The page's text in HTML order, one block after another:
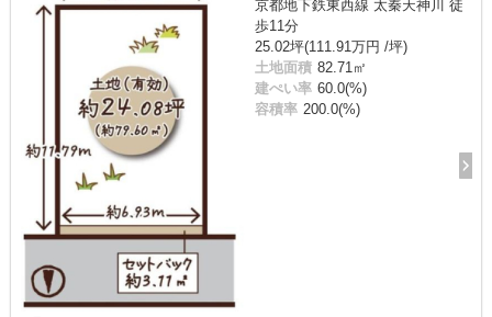
京都地下鉄東西線 太秦天神川 徒
歩11分
25.02坪(111.91万円 /坪)
土地面積 82.71㎡
建ぺい率 60.0(%)
容積率 200.0(%)